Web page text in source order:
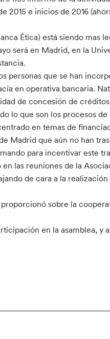
2015 e inicios de 2016
Ética) está siendo mas
será en Madrid, en la
personas que se han
en operativa bancaria.
de concesión de
lo que son los procesos
en temas de
Madrid que aún no han
para incentivar este
las reuniones de la
de cara a la
sobre la
en la asamblea, y